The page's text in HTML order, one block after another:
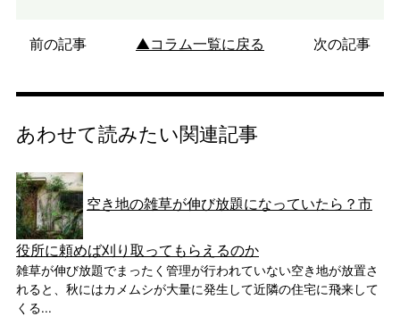
前の記事 ▲コラム一覧に戻る 次の記事
あわせて読みたい関連記事
空き地の雑草が伸び放題になっていたら？市
役所に頼めば刈り取ってもらえるのか
雑草が伸び放題でまったく管理が行われていない空き地が放置さ
れると、秋にはカメムシが大量に発生して近隣の住宅に飛来して
くる...